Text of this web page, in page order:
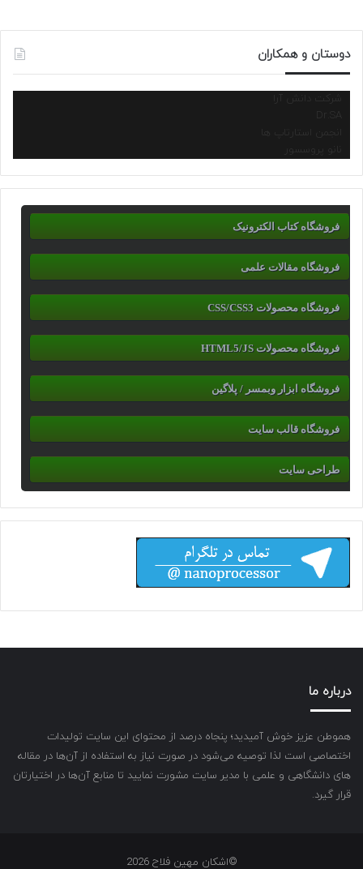
دوستان و همکاران
شرکت دانش آرا
انجمن استارتاپ ها
نانو پروسسور
فروشگاه کتاب الکترونیک
فروشگاه مقالات علمی
فروشگاه محصولات CSS/CSS3
فروشگاه محصولات HTML5/JS
فروشگاه ابزار وبمسر / پلاگین
فروشگاه قالب سایت
طراحی سایت
درباره ما
هموطن عزیز خوش آمیدید؛ پنجاه درصد از محتوای این سایت تولیدات
اختصاصی است لذا توصیه می‌شود در صورت نیاز به استفاده از آن‌ها در مقاله
های دانشگاهی و علمی با مدیر سایت مشورت نمایید تا منابع آن‌ها در اختیارتان
قرار گیرد.
©اشکان مهین فلاح 2026